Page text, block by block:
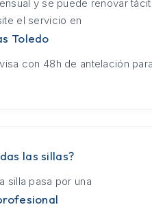
y se puede renovar
el servicio en
Toledo
con 48h de antelación
las sillas?
silla pasa por una